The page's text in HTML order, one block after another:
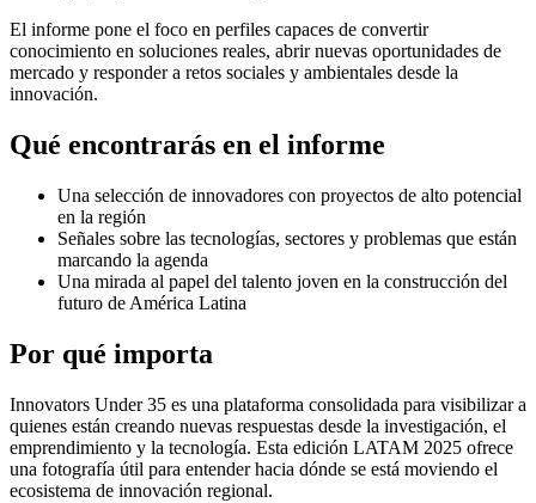
El informe pone el foco en perfiles capaces de convertir
conocimiento en soluciones reales, abrir nuevas oportunidades de
mercado y responder a retos sociales y ambientales desde la
innovación.
Qué encontrarás en el informe
Una selección de innovadores con proyectos de alto potencial
en la región
Señales sobre las tecnologías, sectores y problemas que están
marcando la agenda
Una mirada al papel del talento joven en la construcción del
futuro de América Latina
Por qué importa
Innovators Under 35 es una plataforma consolidada para visibilizar a
quienes están creando nuevas respuestas desde la investigación, el
emprendimiento y la tecnología. Esta edición LATAM 2025 ofrece
una fotografía útil para entender hacia dónde se está moviendo el
ecosistema de innovación regional.